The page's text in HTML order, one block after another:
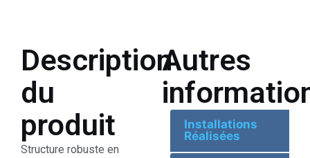
Description
du
produit
Structure robuste en
Autres
Installations
Réalisées